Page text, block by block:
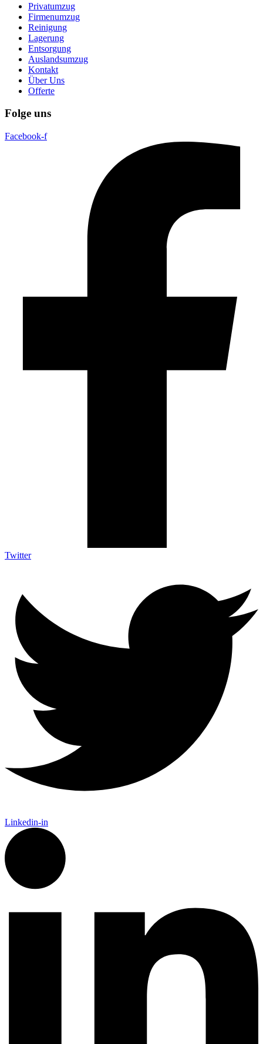
Privatumzug
Firmenumzug
Reinigung
Lagerung
Entsorgung
Auslandsumzug
Kontakt
Über Uns
Offerte
Folge uns
Facebook-f
Twitter
Linkedin-in